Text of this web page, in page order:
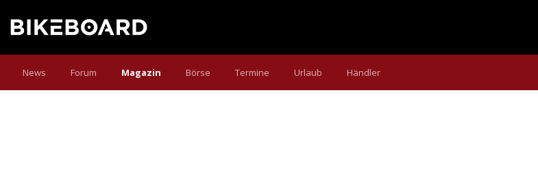
News Forum Magazin Börse Termine Urlaub Händler